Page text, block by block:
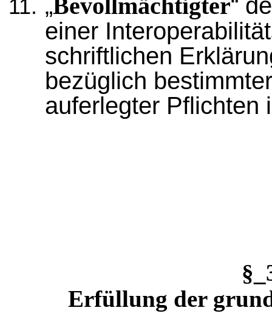
„Bevollmächtigter“
einer
schriftlichen
bezüglich
auferlegter Pflichten
Erfüllung der